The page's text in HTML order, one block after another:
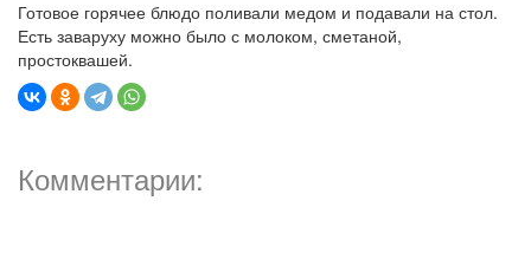
Готовое горячее блюдо поливали медом и подавали на стол.
Есть заваруху можно было с молоком, сметаной,
простоквашей.
Комментарии: